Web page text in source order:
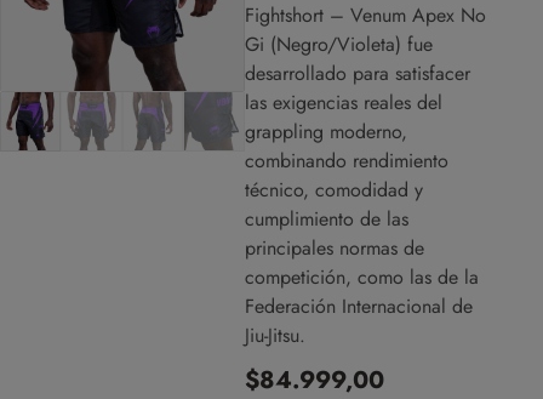
Fightshort – Venum Apex No
Gi (Negro/Violeta) fue
desarrollado para satisfacer
las exigencias reales del
grappling moderno,
combinando rendimiento
técnico, comodidad y
cumplimiento de las
principales normas de
competición, como las de la
Federación Internacional de
Jiu-Jitsu.
$84.999,00